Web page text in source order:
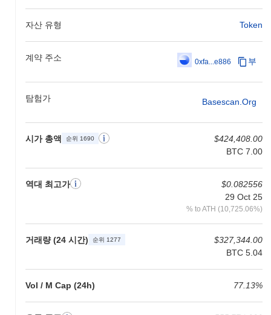
자산 유형 Token
계약 주소 0xfa...e886 부
탐험가 Basescan.org
시가 총액 순위 1690
$424,408.00
BTC 7.00
역대 최고가
$0.082556
29 Oct 25
% to ATH (10,725.06%)
거래량 (24 시간) 순위 1277
$327,344.00
BTC 5.04
Vol / M Cap (24h) 77.13%
안을 저해하지 않으면서 높은 거래량을 지원합니다. 또한,
ArAIstotle은 분산 애플리케이션(dApps) 생성을 간소화하는 통합
개발자 도구 키트를 제공하여 개발자들을 위한 활기찬 생태계를 조
성합니다. 이 플랫폼은 상호 운용성을 강조하여 여러 블록체인과의
보유자들이 프로토콜 업그레이드 및 생태계 개발에 관한 의사 결정
파트너십은 그 능력을 더욱 강화하여 ArAIstotle을 진화하는 블록
체인 환경의 중요한 기여자로 자리매김하게 합니다.
ArAIstotle은 생태계 내에서 여러 실용적인 유틸리티를 제공합니
다. 이 토큰은 주로 거버넌스에 사용되며, 보유자들이 프로토콜 업
그레이드 및 변경에 관한 의사 결정 과정에 참여할 수 있도록 합니
다. 사용자는 또한 ArAIstotle을 사용하여 블록체인에 구축된 분산
애플리케이션(dApps)과 상호작용할 때 거래 수수료로 활용할 수
있습니다. 보유자는 자신의 토큰을 스테이킹할 수 있는 옵션이 있
으며, 이는 네트워크 보안에 기여하면서 보상을 받을 수 있는 잠재
ArAIstotle은 dApps를 구축하고 기존 플랫폼과 통합하기 위한 도구